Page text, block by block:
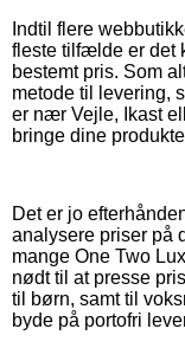
Indtil flere
fleste tilfælde er det
bestemt pris. Som
metode til levering,
er nær Vejle, Ikast
bringe dine
Det er jo
analysere priser på
mange One Two
nødt til at presse
til børn, samt til
byde på portofri